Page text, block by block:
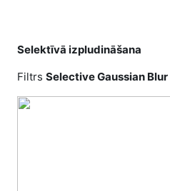
Selektīvā izpludināšana
Filtrs Selective Gaussian Blur